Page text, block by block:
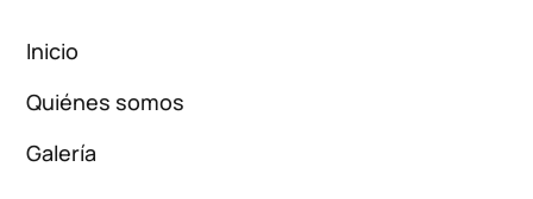
Inicio
Quiénes somos
Galería